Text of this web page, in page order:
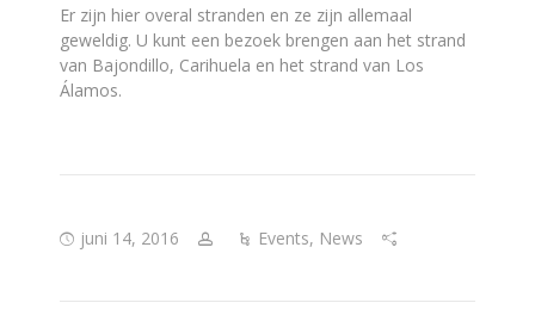
Er zijn hier overal stranden en ze zijn allemaal
geweldig. U kunt een bezoek brengen aan het strand
van Bajondillo, Carihuela en het strand van Los
Álamos.
juni 14, 2016 Events, News